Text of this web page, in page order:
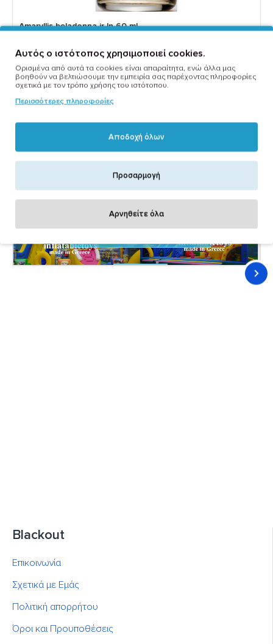
Amaryllis beladonna jr ln 60 ml
Marketplace Stores
Blackout
Επικοινωνία
Σχετικά με Εμάς
Πολιτική απορρήτου
Όροι και Προυποθέσεις
Αυτός ο ιστότοπος χρησιμοποιεί cookies.
Ορισμένα από αυτά τα cookies είναι απαραίτητα, ενώ άλλα μας
βοηθούν να βελτιώσουμε την εμπειρία σας παρέχοντας πληροφορίες
σχετικά με τον τρόπο χρήσης του ιστότοπου.
Περισσότερες πληροφορίες
Αποδοχή όλων
Προσαρμογή
Αρνηθείτε όλα